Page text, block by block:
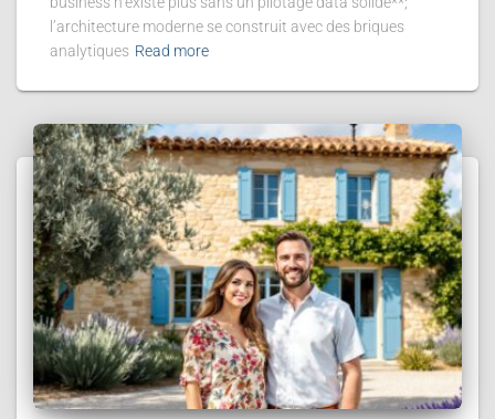
l’architecture moderne se construit avec des briques
analytiques Read more